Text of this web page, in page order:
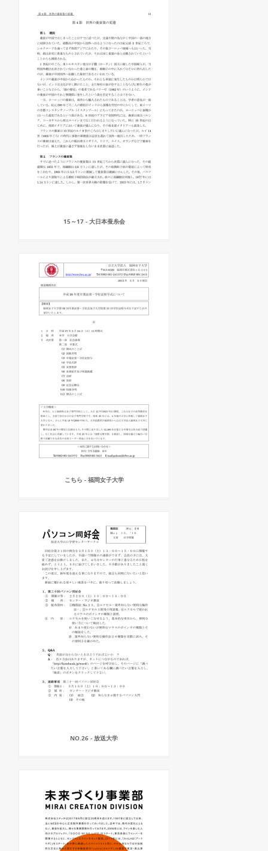
15～17 - 大日本蚕糸会
こちら - 福岡女子大学
NO.26 - 放送大学